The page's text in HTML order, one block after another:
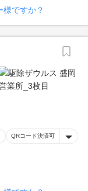
ですか？
QRコード決済可